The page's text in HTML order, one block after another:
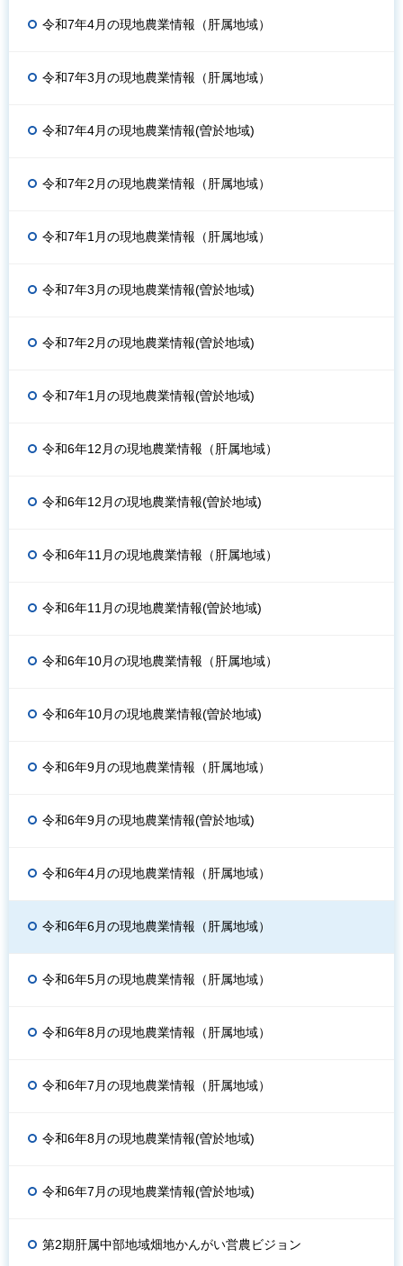
令和7年4月の現地農業情報（肝属地域）
令和7年3月の現地農業情報（肝属地域）
令和7年4月の現地農業情報(曽於地域)
令和7年2月の現地農業情報（肝属地域）
令和7年1月の現地農業情報（肝属地域）
令和7年3月の現地農業情報(曽於地域)
令和7年2月の現地農業情報(曽於地域)
令和7年1月の現地農業情報(曽於地域)
令和6年12月の現地農業情報（肝属地域）
令和6年12月の現地農業情報(曽於地域)
令和6年11月の現地農業情報（肝属地域）
令和6年11月の現地農業情報(曽於地域)
令和6年10月の現地農業情報（肝属地域）
令和6年10月の現地農業情報(曽於地域)
令和6年9月の現地農業情報（肝属地域）
令和6年9月の現地農業情報(曽於地域)
令和6年4月の現地農業情報（肝属地域）
令和6年6月の現地農業情報（肝属地域）
令和6年5月の現地農業情報（肝属地域）
令和6年8月の現地農業情報（肝属地域）
令和6年7月の現地農業情報（肝属地域）
令和6年8月の現地農業情報(曽於地域)
令和6年7月の現地農業情報(曽於地域)
第2期肝属中部地域畑地かんがい営農ビジョン